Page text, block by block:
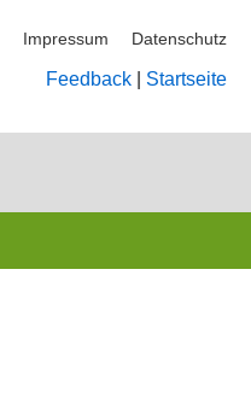
Impressum Datenschutz
Feedback Startseite